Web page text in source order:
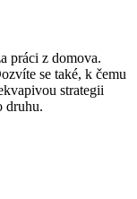
práci z domova.
se také, k čemu
strategii
druhu.